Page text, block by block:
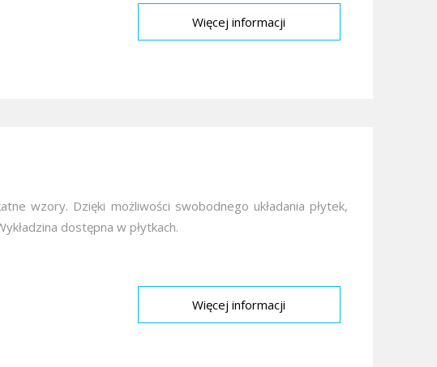
Więcej informacji
wzory. Dzięki możliwości swobodnego układania płytek,
dostępna w płytkach.
Więcej informacji